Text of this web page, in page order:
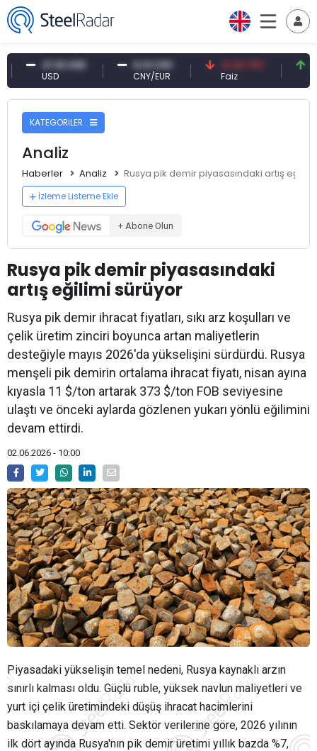
47,61 USD 0,13 CNY
CNY/EUR
41,30 TRY 83,79
KATEGORİLER
Analiz
Haberler Analiz Rusya pik demir piyasasındaki artış
İzleme Listeme Ekle
+ Abone Olun
Rusya pik demir piyasasındaki
artış eğilimi sürüyor
Rusya pik demir ihracat fiyatları, sıkı arz koşulları ve
çelik üretim zinciri boyunca artan maliyetlerin
desteğiyle mayıs 2026'da yükselişini sürdürdü. Rusya
menşeli pik demirin ortalama ihracat fiyatı, nisan ayına
kıyasla 11 $/ton artarak 373 $/ton FOB seviyesine
ulaştı ve önceki aylarda gözlenen yukarı yönlü eğilimini
devam ettirdi.
02.06.2026 - 10:00
Piyasadaki yükselişin temel nedeni, Rusya kaynaklı arzın
sınırlı kalması oldu. Güçlü ruble, yüksek navlun maliyetleri ve
yurt içi çelik üretimindeki düşüş ihracat hacimlerini
baskılamaya devam etti. Sektör verilerine göre, 2026 yılının
ilk dört ayında Rusya'nın pik demir üretimi yıllık bazda %7,